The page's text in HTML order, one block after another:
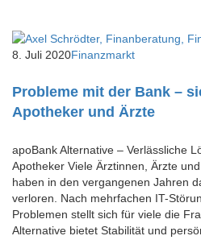
8. Juli 2020Finanzmarkt
Probleme mit der Bank –
Apotheker und Ärzte
apoBank Alternative – Verlässliche
Apotheker Viele Ärztinnen, Ärzte
haben in den vergangenen Jahren
verloren. Nach mehrfachen IT-
Problemen stellt sich für viele die
Alternative bietet Stabilität und